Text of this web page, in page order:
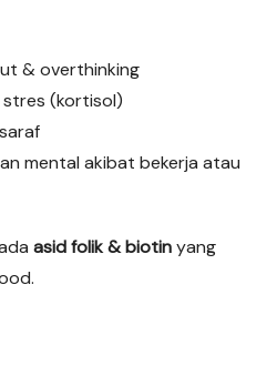
& overthinking
(kortisol)
mental akibat bekerja atau
asid folik & biotinyang